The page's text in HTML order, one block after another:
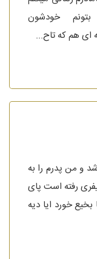
خودشون
ای هم که تاح...
و من پدرم را به
رفته است پای
خورد ایا دیه